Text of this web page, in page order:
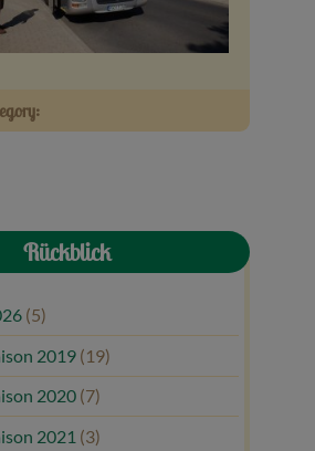
Rückblick
(5)
2019 (19)
2020 (7)
2021 (3)